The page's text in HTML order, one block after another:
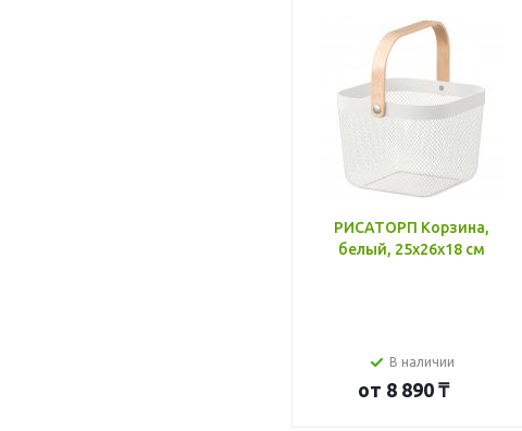
РИСАТОРП Корзина,
белый, 25x26x18 см
В наличии
от 8 890 ₸